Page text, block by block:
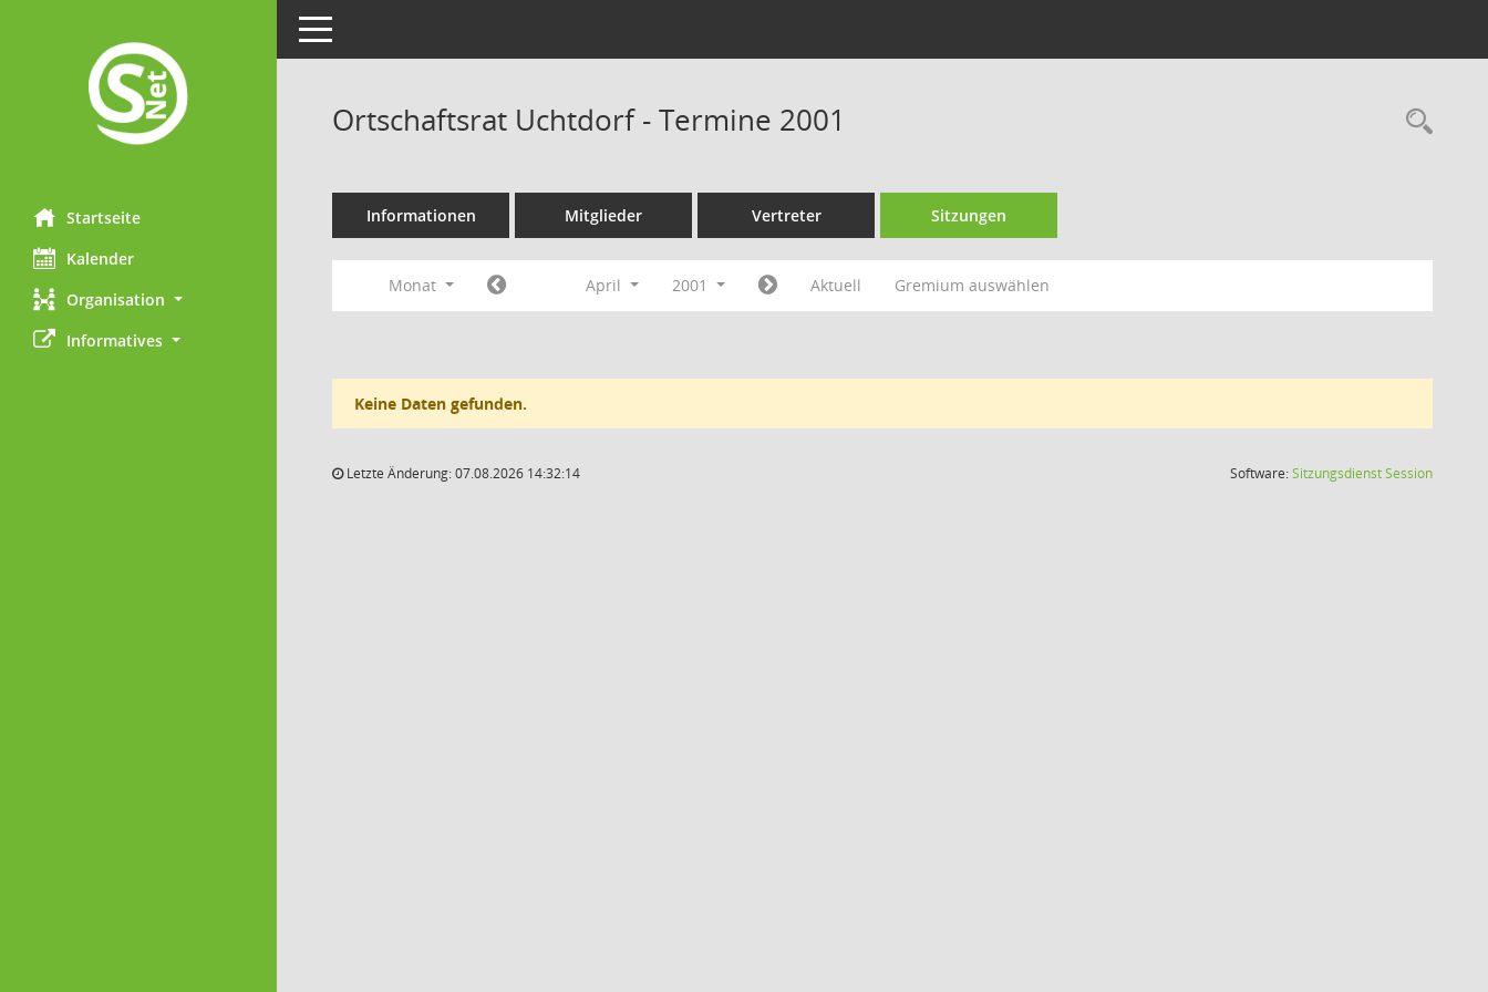
Startseite
Kalender
Organisation
Informatives
Toggle navigation
Ortschaftsrat Uchtdorf - Termine 2001
Informationen Mitglieder Vertreter Sitzungen
Monat April 2001 Aktuell Gremium auswählen
Keine Daten gefunden.
Letzte Änderung: 07.08.2026 14:32:14 Software:SitzungsdienstSession(Wird in